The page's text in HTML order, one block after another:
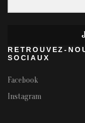
RETROUVEZ-
SOCIAUX
Facebook
Instagram